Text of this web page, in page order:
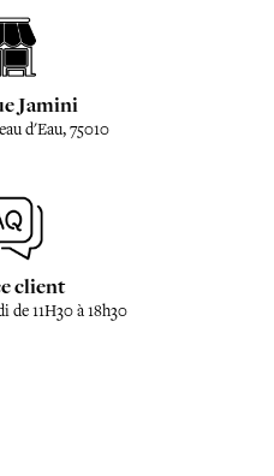
Jamini
d'Eau, 75010
client
de 11H30 à 18h30